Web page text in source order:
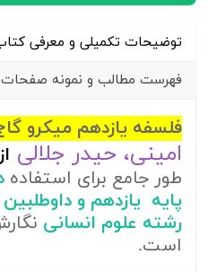
توضیحات تکمیلی و معرفی
فهرست مطالب و نمونه
فلسفه یازدهم میکرو
امینی، حیدر جلالی
طور جامع برای استفاده
پایه یازدهم و
رشته علوم انسانی
است.